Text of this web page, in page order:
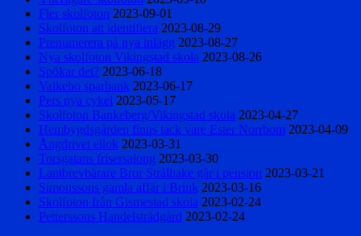
Fler skolfoton 2023-09-01
Skolfoton att identifiera 2023-08-29
Prenumerera på nya inlägg 2023-08-27
Nya skolfoton Vikingstad skola 2023-08-26
Spökar det? 2023-06-18
Valkebo sparbank 2023-06-17
Pers nya cykel 2023-05-17
Skolfoton Bankeberg/Vikingstad skola 2023-04-27
Hembygdsgården finns tack vare Ester Norrbom 2023-04-09
Ångdrivet ellok 2023-03-31
Torsgatans frisersalong 2023-03-30
Lantbrevbärare Bror Strålhake går i pension 2023-03-21
Simonssons gamla affär i Brink 2023-03-16
Skolfoton från Gismestad skola 2023-02-24
Petterssons Handelsträdgård 2023-02-24